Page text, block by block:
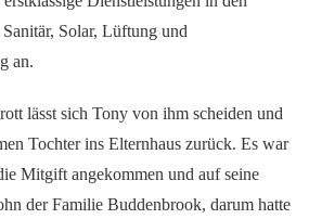
Solar, Lüftung und
an.
lässt sich Tony von ihm scheiden und
Tochter ins Elternhaus zurück. Es war
Mitgift angekommen und auf seine
der Familie Buddenbrook, darum hatte